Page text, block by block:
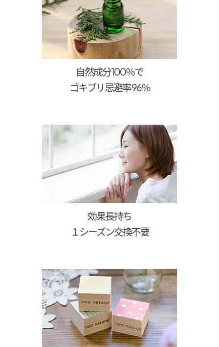
自然成分100％で
ゴキブリ忌避率 96％
効果長持ち
１シーズン交換不要